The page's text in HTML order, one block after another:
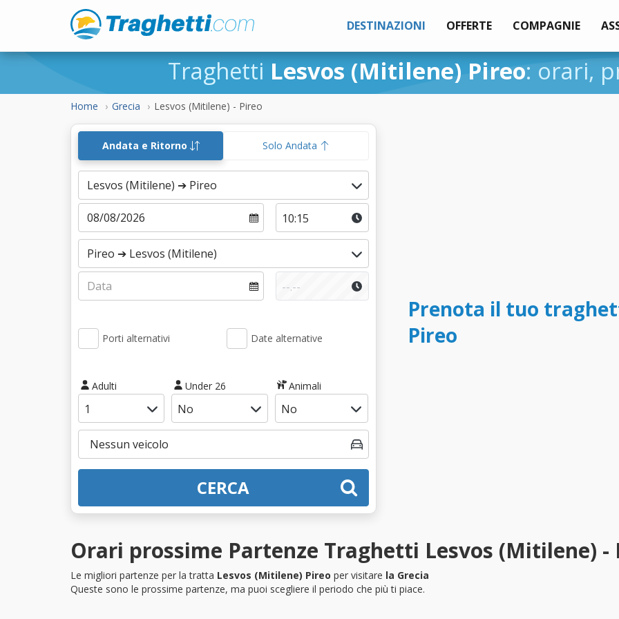
DESTINAZIONI OFFERTE COMPAGNIE
Traghetti Lesvos (Mitilene) Pireo: orari,
Home Grecia Lesvos (Mitilene) - Pireo
Andata e Ritorno Solo Andata
Porti alternativi Date alternative
Adulti Under 26 Animali
CERCA
Prenota il tuo
Pireo
Orari prossime Partenze Traghetti Lesvos (Mitilene) -
Le migliori partenze per la tratta Lesvos (Mitilene) Pireo per visitare la Grecia
Queste sono le prossime partenze, ma puoi scegliere il periodo che più ti piace.